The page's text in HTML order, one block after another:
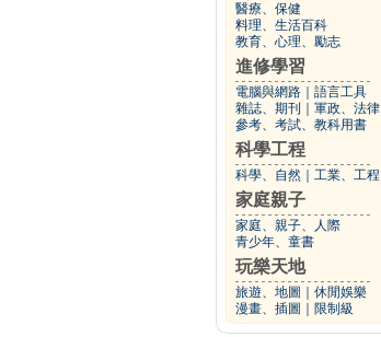
醫療、保健
料理、生活百科
教育、心理、勵志
進修學習
電腦與網路
語言工具
雜誌、期刊
軍政、法律
參考、考試、教科用書
科學工程
科學、自然 工業、工程
家庭親子
家庭、親子、人際
青少年、童書
玩樂天地
旅遊、地圖
休閒娛樂
漫畫、插圖
限制級